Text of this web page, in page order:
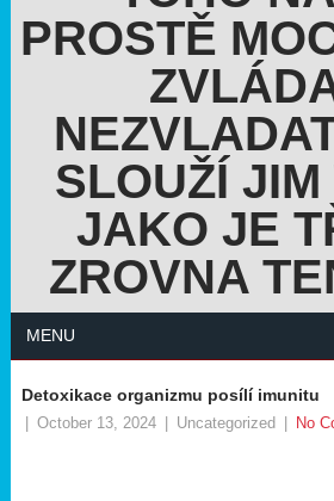
PROSTĚ
SLOUŽÍ
JAKO JE
ZROVNA
MENU
Detoxikace organizmu posílí imunitu
October 13, 2024 Uncategorized No